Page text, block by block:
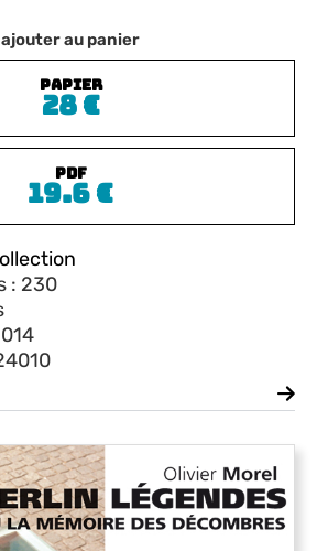
ajouter au panier
PAPIER
28€
PDF
19.6€
: 230